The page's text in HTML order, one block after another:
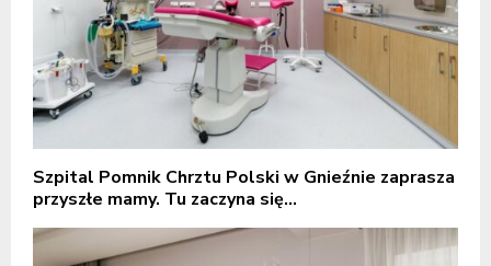
Szpital Pomnik Chrztu Polski w Gnieźnie zaprasza
przyszłe mamy. Tu zaczyna się...